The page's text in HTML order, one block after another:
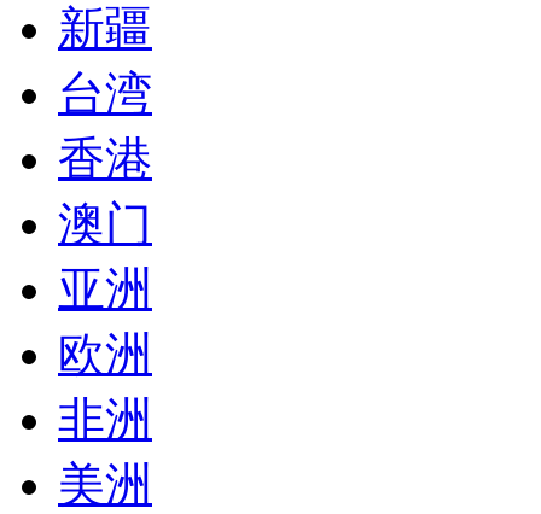
新疆
台湾
香港
澳门
亚洲
欧洲
非洲
美洲